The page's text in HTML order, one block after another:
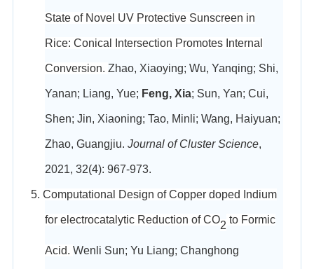
State of Novel UV Protective Sunscreen in
Rice: Conical Intersection Promotes Internal
Conversion. Zhao, Xiaoying; Wu, Yanqing; Shi,
Yanan; Liang, Yue; Feng, Xia; Sun, Yan; Cui,
Shen; Jin, Xiaoning; Tao, Minli; Wang, Haiyuan;
Zhao, Guangjiu. Journal of Cluster Science,
2021, 32(4): 967-973.
5. Computational Design of Copper doped Indium
for electrocatalytic Reduction of CO2 to Formic
Acid. Wenli Sun; Yu Liang; Changhong